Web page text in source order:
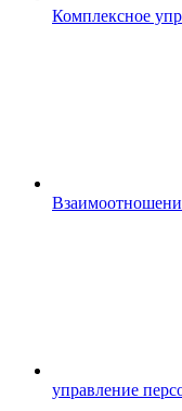
Комплексное
управление